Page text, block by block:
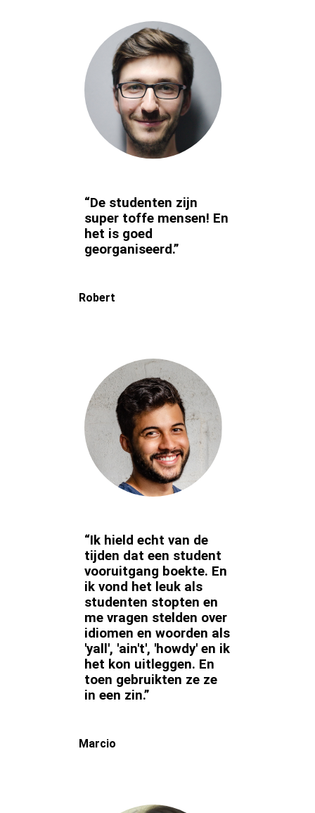
“De studenten zijn
super toffe mensen! En
het is goed
georganiseerd.”
Robert
“Ik hield echt van de
tijden dat een student
vooruitgang boekte. En
ik vond het leuk als
studenten stopten en
me vragen stelden over
idiomen en woorden als
'yall', 'ain't', 'howdy' en ik
het kon uitleggen. En
toen gebruikten ze ze
in een zin.”
Marcio